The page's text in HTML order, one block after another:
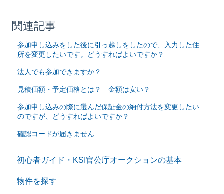
関連記事
参加申し込みをした後に引っ越しをしたので、入力した住
所を変更したいです。どうすればよいですか？
法人でも参加できますか？
見積価額・予定価格とは？ 金額は安い？
参加申し込みの際に選んだ保証金の納付方法を変更したい
のですが、どうすればよいですか？
確認コードが届きません
初心者ガイド・KSI官公庁オークションの基本
物件を探す